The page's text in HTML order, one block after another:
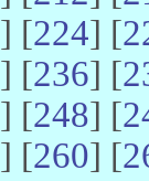
] [224] [
] [236] [
] [248] [
] [260] [